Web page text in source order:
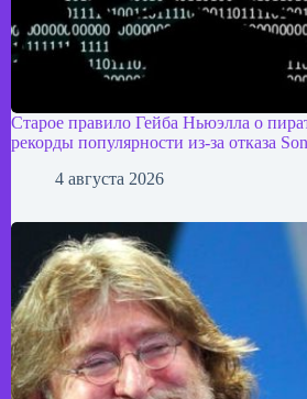
Старое правило Гейба Ньюэлла о
рекорды популярности из-за отказа
4 августа 2026